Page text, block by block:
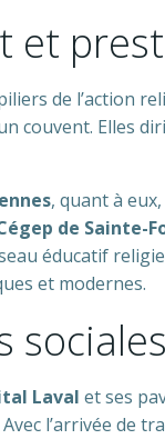
et
de l’action
couvent. Elles
, quant à
de Sainte-
éducatif
et modernes.
Laval et ses
l’arrivée de